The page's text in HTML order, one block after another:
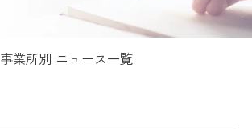
事業所別 ニュース一覧